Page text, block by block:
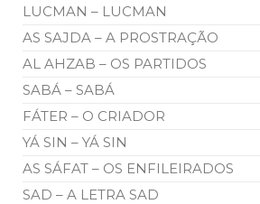
LUCMAN – LUCMAN
AS SAJDA – A PROSTRAÇÃO
AL AHZAB – OS PARTIDOS
SABÁ – SABÁ
FÁTER – O CRIADOR
YÁ SIN – YÁ SIN
AS SÁFAT – OS ENFILEIRADOS
SAD – A LETRA SAD